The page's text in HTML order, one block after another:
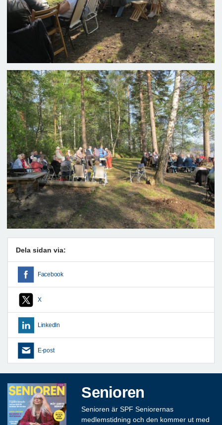
Dela sidan via:
Facebook
X
LinkedIn
E-post
Senioren
Senioren är SPF Seniorernas
medlemstidning och den kommer ut med